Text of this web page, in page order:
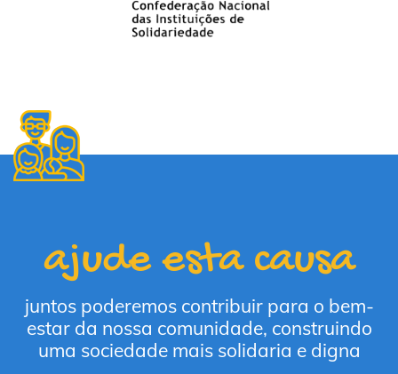
ajude esta causa
juntos poderemos contribuir para o bem-
estar da nossa comunidade, construindo
uma sociedade mais solidaria e digna